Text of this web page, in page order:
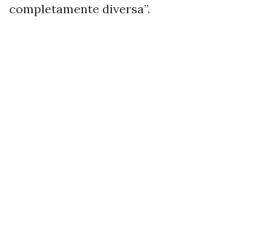
completamente diversa”.